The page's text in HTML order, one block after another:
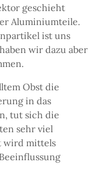
geschieht
Aluminiumteile.
ist uns
wir dazu aber
Obst die
in das
tut sich die
sehr viel
wird mittels